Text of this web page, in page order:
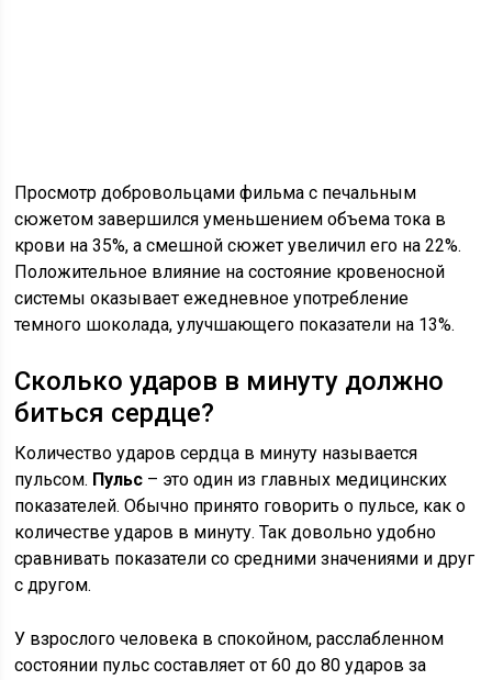
Просмотр добровольцами фильма с печальным
сюжетом завершился уменьшением объема тока в
крови на 35%, а смешной сюжет увеличил его на 22%.
Положительное влияние на состояние кровеносной
системы оказывает ежедневное употребление
темного шоколада, улучшающего показатели на 13%.
Сколько ударов в минуту должно
биться сердце?
Количество ударов сердца в минуту называется
пульсом. Пульс – это один из главных медицинских
показателей. Обычно принято говорить о пульсе, как о
количестве ударов в минуту. Так довольно удобно
сравнивать показатели со средними значениями и друг
с другом.
У взрослого человека в спокойном, расслабленном
состоянии пульс составляет от 60 до 80 ударов за